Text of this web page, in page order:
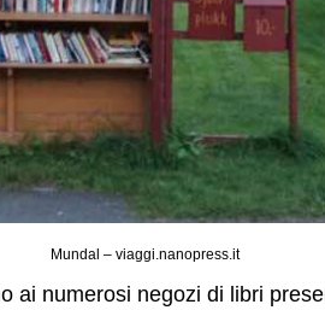
Mundal – viaggi.nanopress.it
ai numerosi negozi di libri